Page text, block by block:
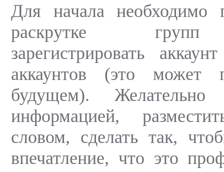
Для начала необходимо
раскрутке групп
зарегистрировать
аккаунтов (это может
будущем).
информацией,
словом, сделать так,
впечатление, что это